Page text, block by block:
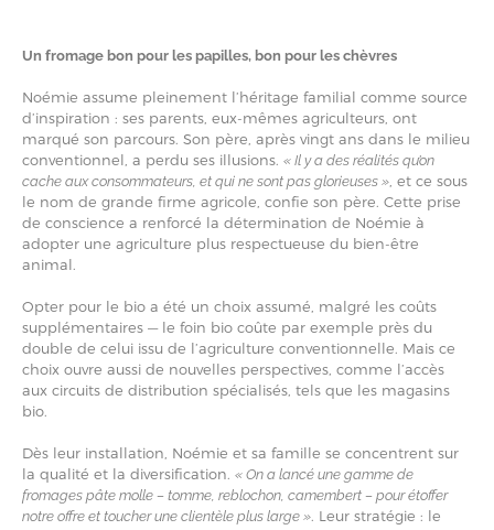
Un fromage bon pour les papilles, bon pour les chèvres
Noémie assume pleinement l’héritage familial comme source
d’inspiration : ses parents, eux-mêmes agriculteurs, ont
marqué son parcours. Son père, après vingt ans dans le milieu
conventionnel, a perdu ses illusions. « Il y a des réalités qu’on
cache aux consommateurs, et qui ne sont pas glorieuses » , et ce sous
le nom de grande firme agricole, confie son père. Cette prise
de conscience a renforcé la détermination de Noémie à
adopter une agriculture plus respectueuse du bien-être
animal.
Opter pour le bio a été un choix assumé, malgré les coûts
supplémentaires — le foin bio coûte par exemple près du
double de celui issu de l’agriculture conventionnelle. Mais ce
choix ouvre aussi de nouvelles perspectives, comme l’accès
aux circuits de distribution spécialisés, tels que les magasins
bio.
Dès leur installation, Noémie et sa famille se concentrent sur
la qualité et la diversification. « On a lancé une gamme de
fromages pâte molle – tomme, reblochon, camembert – pour étoffer
notre offre et toucher une clientèle plus large » . Leur stratégie : le